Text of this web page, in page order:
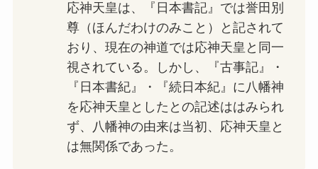
応神天皇は、『日本書記』では誉田別
尊（ほんだわけのみこと）と記されて
おり、現在の神道では応神天皇と同一
視されている。しかし、『古事記』・
『日本書紀』・『続日本紀』に八幡神
を応神天皇としたとの記述ははみられ
ず、八幡神の由来は当初、応神天皇と
は無関係であった。